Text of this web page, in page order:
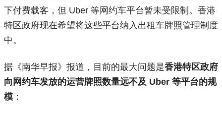
下付费载客，但 Uber 等网约车平台暂未受限制。香港
特区政府现在希望将这些平台纳入出租车牌照管理制度
中。
据《南华早报》报道，目前的最大问题是香港特区政府
向网约车发放的运营牌照数量远不及 Uber 等平台的规
模 ：